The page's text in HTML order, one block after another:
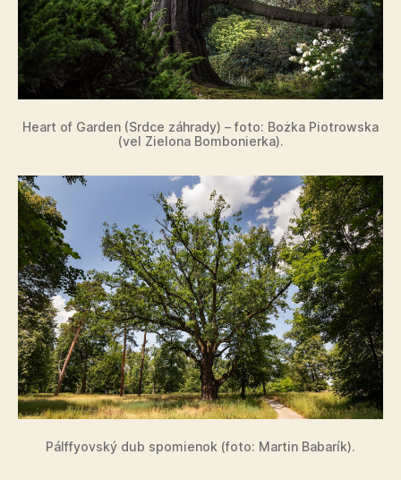
Heart of Garden (Srdce záhrady) – foto: Bożka Piotrowska
(vel Zielona Bombonierka).
Pálffyovský dub spomienok (foto: Martin Babarík).